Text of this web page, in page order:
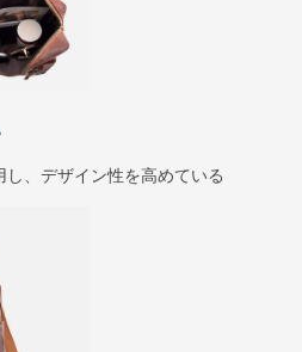
、デザイン性を高めている